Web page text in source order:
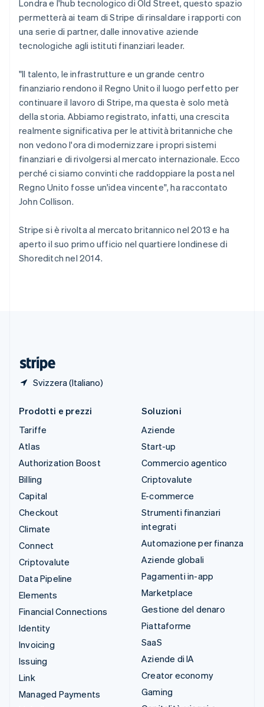
Londra e l'hub tecnologico di Old Street, questo spazio
permetterà ai team di Stripe di rinsaldare i rapporti con
una serie di partner, dalle innovative aziende
tecnologiche agli istituti finanziari leader.
"Il talento, le infrastrutture e un grande centro
finanziario rendono il Regno Unito il luogo perfetto per
continuare il lavoro di Stripe, ma questa è solo metà
della storia. Abbiamo registrato, infatti, una crescita
realmente significativa per le attività britanniche che
non vedono l'ora di modernizzare i propri sistemi
finanziari e di rivolgersi al mercato internazionale. Ecco
perché ci siamo convinti che raddoppiare la posta nel
Regno Unito fosse un'idea vincente", ha raccontato
John Collison.
Stripe si è rivolta al mercato britannico nel 2013 e ha
aperto il suo primo ufficio nel quartiere londinese di
Shoreditch nel 2014.
Svizzera (Italiano)
Polonia
English
Portogallo
PortuguêsEnglish
RAS di Hong Kong, Cina
Regno Unito
English
Repubblica Ceca
English
Romania
English
Singapore
English简体中文
Slovacchia
English
Slovenia
Spagna
EspañolEnglish
Stati Uniti
EnglishEspañol简体中文
Prodotti e prezzi
Tariffe
Atlas
Authorization Boost
Billing
Capital
Checkout
Climate
Connect
Criptovalute
Data Pipeline
Elements
Financial Connections
Identity
Invoicing
Issuing
Link
Managed Payments
Soluzioni
Aziende
Start-up
Commercio agentico
Criptovalute
E-commerce
Strumenti finanziari
integrati
Automazione per finanza
Aziende globali
Pagamenti in-app
Marketplace
Gestione del denaro
Piattaforme
SaaS
Aziende di IA
Creator economy
Gaming